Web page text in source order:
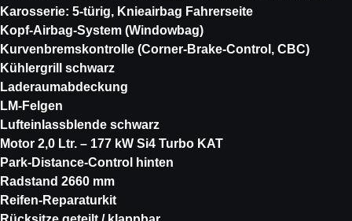
Karosserie: 5-türig, Knieairbag Fahrerseite
Kopf-Airbag-System (Windowbag)
Kurvenbremskontrolle (Corner-Brake-Control, CBC)
Kühlergrill schwarz
Laderaumabdeckung
LM-Felgen
Lufteinlassblende schwarz
Motor 2,0 Ltr. – 177 kW Si4 Turbo KAT
Park-Distance-Control hinten
Radstand 2660 mm
Reifen-Reparaturkit